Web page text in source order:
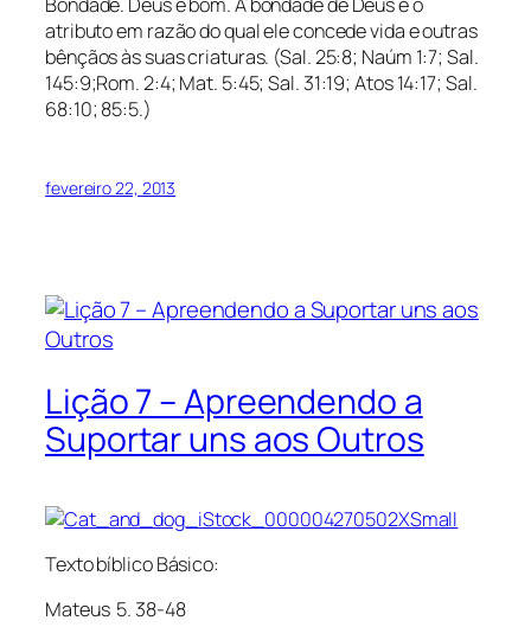
atributo em razão do qual ele concede vida e outras
bênçãos às suas criaturas. (Sal. 25:8; Naúm 1:7; Sal.
145:9;Rom. 2:4; Mat. 5:45; Sal. 31:19; Atos 14:17; Sal.
68:10; 85:5.)
fevereiro 22, 2013
Lição 7 – Apreendendo a
Suportar uns aos Outros
Texto bíblico Básico:
Mateus 5. 38-48